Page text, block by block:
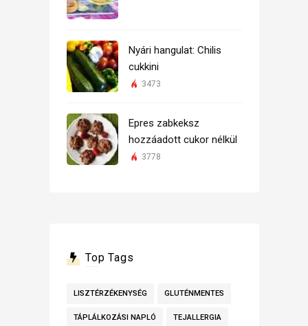
Nyári hangulat: Chilis
cukkini
3473
Epres zabkeksz
hozzáadott cukor nélkül
3778
Top Tags
LISZTÉRZÉKENYSÉG GLUTÉNMENTES
TÁPLÁLKOZÁSI NAPLÓ TEJALLERGIA